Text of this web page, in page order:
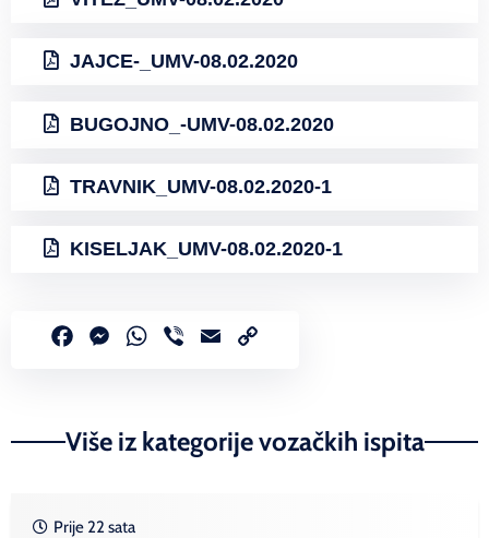
JAJCE-_UMV-08.02.2020
BUGOJNO_-UMV-08.02.2020
TRAVNIK_UMV-08.02.2020-1
KISELJAK_UMV-08.02.2020-1
FacebookMessenger
WhatsApp
Viber Email
Više iz kategorije vozačkih ispita
Prije 22 sata